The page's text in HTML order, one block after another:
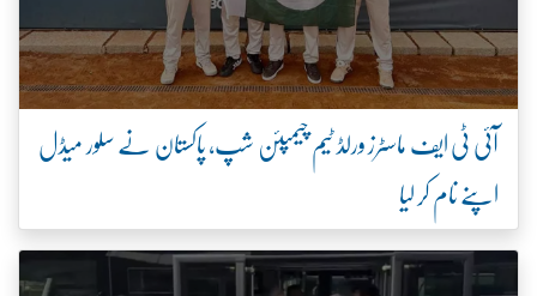
آئی ٹی ایف ماسٹرز ورلڈ ٹیم چیمپئن شپ، پاکستان نے سلور میڈل
اپنے نام کر لیا